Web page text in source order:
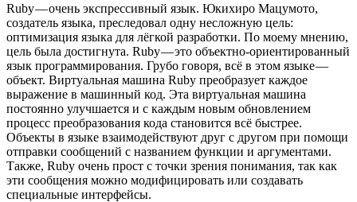
Ruby — очень экспрессивный язык. Юкихиро Мацумото,
создатель языка, преследовал одну несложную цель:
оптимизация языка для лёгкой разработки. По моему мнению,
цель была достигнута. Ruby — это объектно-ориентированный
язык программирования. Грубо говоря, всё в этом языке —
объект. Виртуальная машина Ruby преобразует каждое
выражение в машинный код. Эта виртуальная машина
постоянно улучшается и с каждым новым обновлением
процесс преобразования кода становится всё быстрее.
Объекты в языке взаимодействуют друг с другом при помощи
отправки сообщений с названием функции и аргументами.
Также, Ruby очень прост с точки зрения понимания, так как
эти сообщения можно модифицировать или создавать
специальные интерфейсы.